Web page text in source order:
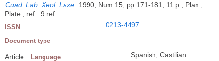
Cuad. Lab. Xeol. Laxe
1990, Num 15, pp 171-181, 11 p ; Plan ,
Plate ; ref : 9 ref
ISSN 0213-4497
Document type
Article Language Spanish, Castilian